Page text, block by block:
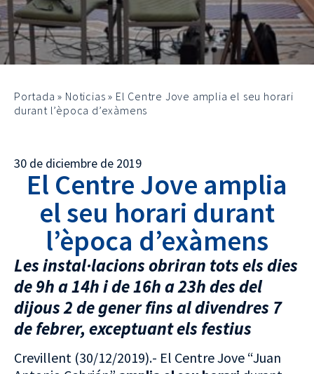
Portada » Noticias » El Centre Jove amplia el seu horari
durant l’època d’exàmens
30 de diciembre de 2019
El Centre Jove amplia
el seu horari durant
l’època d’exàmens
Les instal·lacions obriran tots els dies
de 9h a 14h i de 16h a 23h des del
dijous 2 de gener fins al divendres 7
de febrer, exceptuant els festius
Crevillent (30/12/2019).- El Centre Jove “Juan